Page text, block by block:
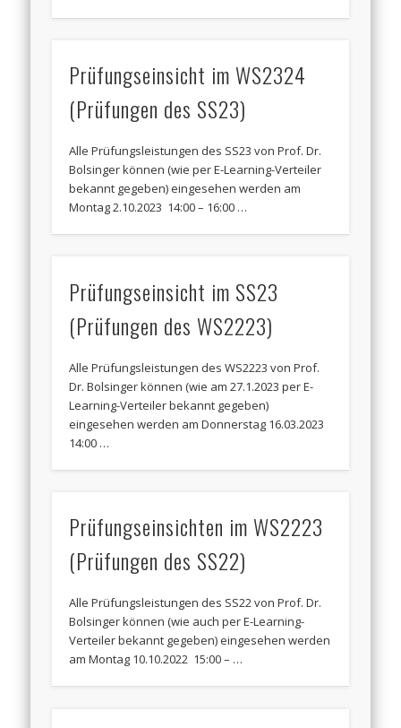
Prüfungseinsicht im WS2324
(Prüfungen des SS23)
Alle Prüfungsleistungen des SS23 von Prof. Dr.
Bolsinger können (wie per E-Learning-Verteiler
bekannt gegeben) eingesehen werden am
Montag 2.10.2023 14:00 – 16:00 …
Prüfungseinsicht im SS23
(Prüfungen des WS2223)
Alle Prüfungsleistungen des WS2223 von Prof.
Dr. Bolsinger können (wie am 27.1.2023 per E-
Learning-Verteiler bekannt gegeben)
eingesehen werden am Donnerstag 16.03.2023
14:00 …
Prüfungseinsichten im WS2223
(Prüfungen des SS22)
Alle Prüfungsleistungen des SS22 von Prof. Dr.
Bolsinger können (wie auch per E-Learning-
Verteiler bekannt gegeben) eingesehen werden
am Montag 10.10.2022 15:00 – …